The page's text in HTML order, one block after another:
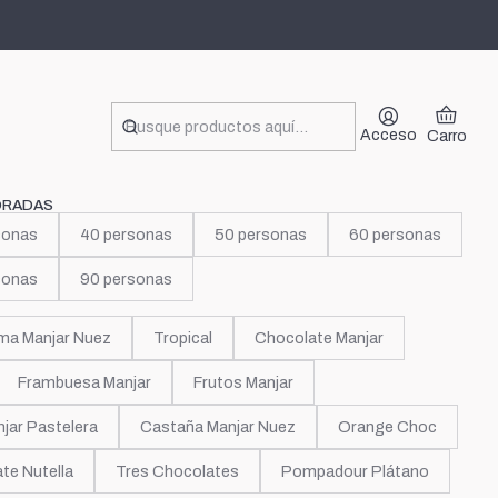
Acceso Carro
40 personas 50 personas 60 personas
90 personas
Manjar Nuez Tropical Chocolate Manjar
Frambuesa Manjar Frutos Manjar
Pastelera Castaña Manjar Nuez Orange Choc
Nutella Tres Chocolates Pompadour Plátano